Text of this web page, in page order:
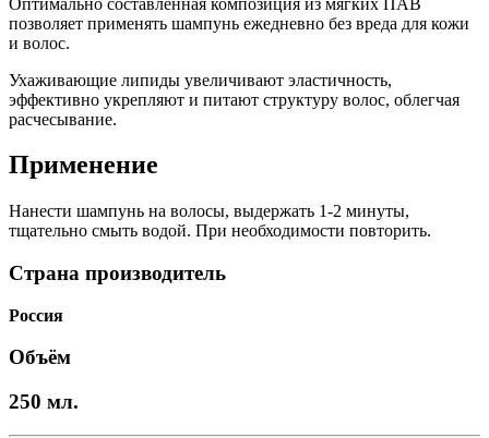
позволяет применять шампунь ежедневно без вреда для кожи
и волос.
Ухаживающие липиды увеличивают эластичность,
эффективно укрепляют и питают структуру волос, облегчая
расчесывание.
Применение
Нанести шампунь на волосы, выдержать 1-2 минуты,
тщательно смыть водой. При необходимости повторить.
Страна производитель
Россия
Объём
250 мл.